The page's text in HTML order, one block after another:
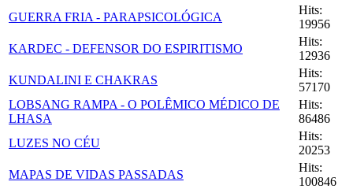
GUERRA FRIA - PARAPSICOLÓGICA
Hits:
19956
KARDEC - DEFENSOR DO ESPIRITISMO
Hits:
12936
KUNDALINI E CHAKRAS
Hits:
57170
LOBSANG RAMPA - O POLÊMICO MÉDICO DE
LHASA
Hits:
86486
LUZES NO CÉU
Hits:
20253
MAPAS DE VIDAS PASSADAS
Hits:
100846